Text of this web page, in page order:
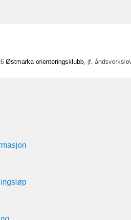
Østmarka orienteringsklubb, jf.